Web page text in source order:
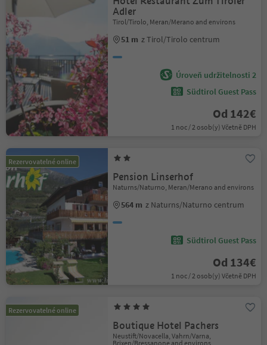
Adler
Tirol/Tirolo, Meran/Merano and environs
51 m z Tirol/Tirolo centrum
Úroveň udržitelnosti 2
Südtirol Guest Pass
Od 142€
1 noc / 2 osob(y) Včetně DPH
Rezervovatelné online
Pension Linserhof
Naturns/Naturno, Meran/Merano and environs
564 m z Naturns/Naturno centrum
Südtirol Guest Pass
Od 134€
1 noc / 2 osob(y) Včetně DPH
Rezervovatelné online
Boutique Hotel Pachers
Neustift/Novacella, Vahrn/Varna,
Brixen/Bressanone and environs